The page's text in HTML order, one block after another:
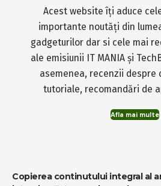
Acest website îți aduce
importante noutăți din
gadgeturilor dar si cele mai
ale emisiunii IT MANIA și
asemenea, recenzii despre
tutoriale, recomandări de
Afla mai multe
Copierea continutului integral al